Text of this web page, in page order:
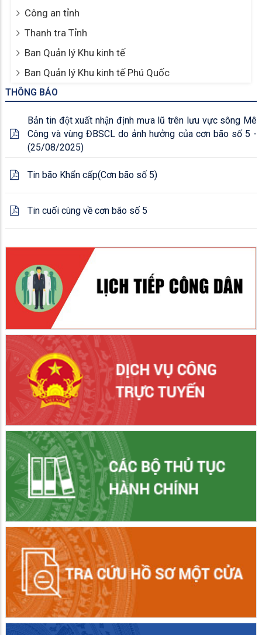
Công an tỉnh
Thanh tra Tỉnh
Ban Quản lý Khu kinh tế
Ban Quản lý Khu kinh tế Phú Quốc
THÔNG BÁO
Bản tin đột xuất nhận định mưa lũ trên lưu vực sông Mê
Công và vùng ĐBSCL do ảnh hưởng của cơn bão số 5 -
(25/08/2025)
Tin bão Khẩn cấp(Cơn bão số 5)
Tin cuối cùng về cơn bão số 5